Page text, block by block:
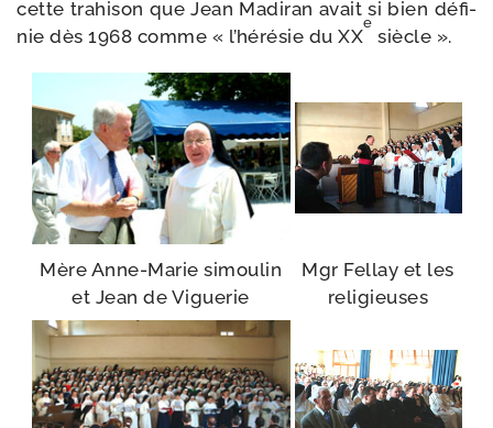
cette tra­hi­son que Jean Madiran avait si bien défi­
nie dès 1968 comme « l’hérésie du XX
e
siècle ».
Mère Anne-​Marie simou­lin
et Jean de Viguerie
Mgr Fellay et les
religieuses